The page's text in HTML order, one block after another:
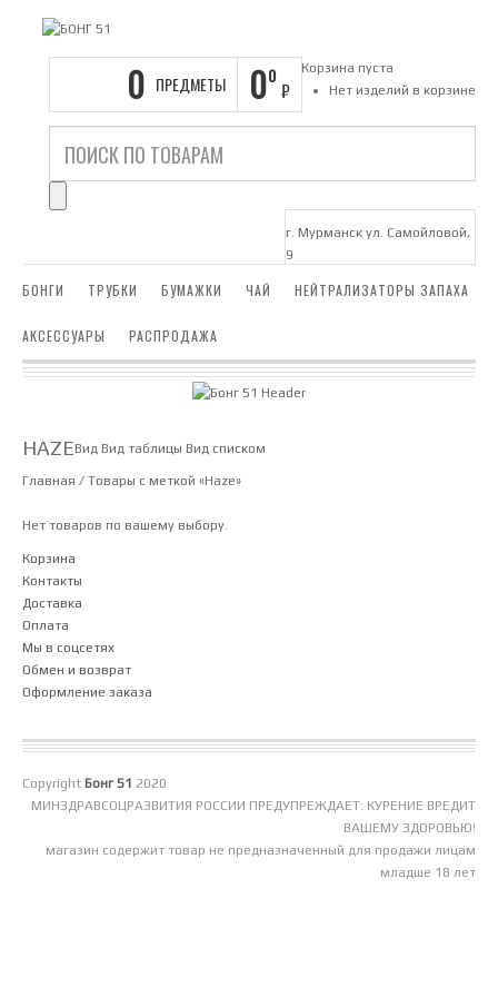
0 ПРЕДМЕТЫ 00
₽
Корзина пуста
Нет изделий в корзине
г. Мурманск ул. Самойловой,
9
БОНГИ ТРУБКИ БУМАЖКИ ЧАЙ НЕЙТРАЛИЗАТОРЫ ЗАПАХА
АКСЕССУАРЫ РАСПРОДАЖА
HAZEВид Вид таблицы Вид списком
Главная / Товары с меткой «Haze»
Нет товаров по вашему выбору.
Корзина
Контакты
Доставка
Оплата
Мы в соцсетях
Обмен и возврат
Оформление заказа
Copyright Бонг 51 2020
МИНЗДРАВСОЦРАЗВИТИЯ РОССИИ ПРЕДУПРЕЖДАЕТ: КУРЕНИЕ ВРЕДИТ
ВАШЕМУ ЗДОРОВЬЮ!
магазин содержит товар не предназначенный для продажи лицам
младше 18 лет